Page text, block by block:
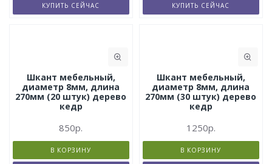
КУПИТЬ СЕЙЧАС КУПИТЬ СЕЙЧАС
Шкант мебельный,
диаметр 8мм, длина
270мм (20 штук) дерево
кедр
850р.
В КОРЗИНУ
Шкант мебельный,
диаметр 8мм, длина
270мм (30 штук) дерево
кедр
1250р.
В КОРЗИНУ